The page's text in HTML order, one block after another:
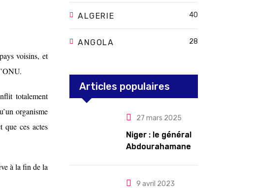
voisins, et
totalement
organisme
que ces actes
à la fin de la
ALGERIE 40
ANGOLA 28
Articles populaires
27 mars 2025
Niger : le général
Abdourahamane
investi président
9 avril 2023